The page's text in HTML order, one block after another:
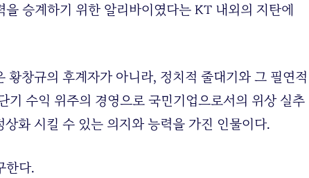
승계하기 위한 알리바이였다는 KT 내외의 지탄에
창규의 후계자가 아니라, 정치적 줄대기와 그 필연적
기 수익 위주의 경영으로 국민기업으로서의 위상 실추
화 시킬 수 있는 의지와 능력을 가진 인물이다.
한다.